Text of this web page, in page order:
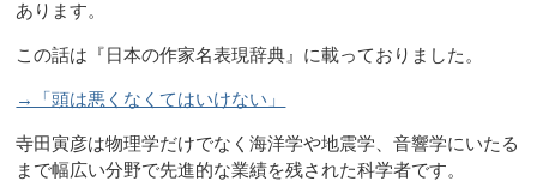
あります。
この話は『日本の作家名表現辞典』に載っておりました。
→「頭は悪くなくてはいけない」
寺田寅彦は物理学だけでなく海洋学や地震学、音響学にいたる
まで幅広い分野で先進的な業績を残された科学者です。